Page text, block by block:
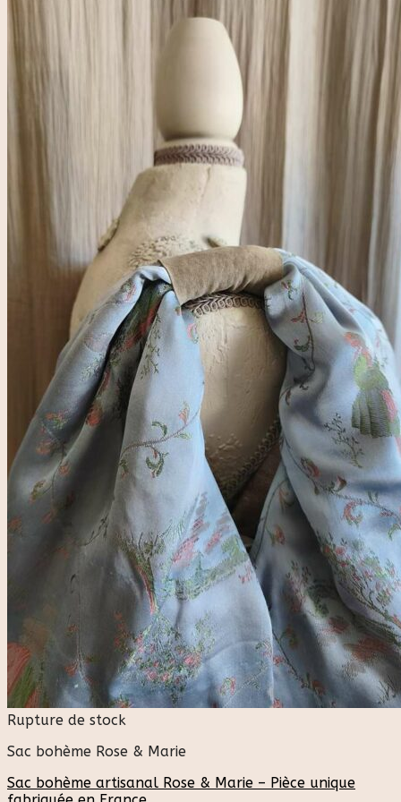
Rupture de stock
Sac bohème Rose & Marie
Sac bohème artisanal Rose & Marie – Pièce unique